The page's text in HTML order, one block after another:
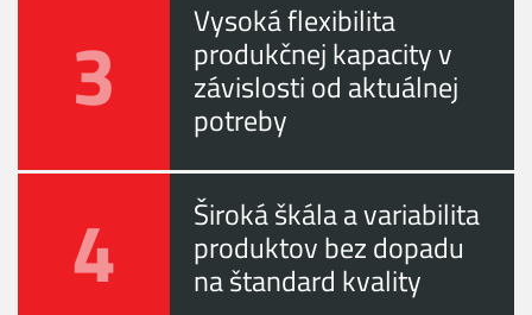
3 Vysoká flexibilita
produkčnej kapacity v
závislosti od aktuálnej
potreby
4 Široká škála a variabilita
produktov bez dopadu
na štandard kvality